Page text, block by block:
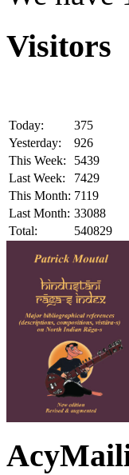
Visitors
Today:
375
Yesterday:
926
This Week:
5439
Last Week:
7429
This Month: 7119
Last Month: 33088
Total:
540829